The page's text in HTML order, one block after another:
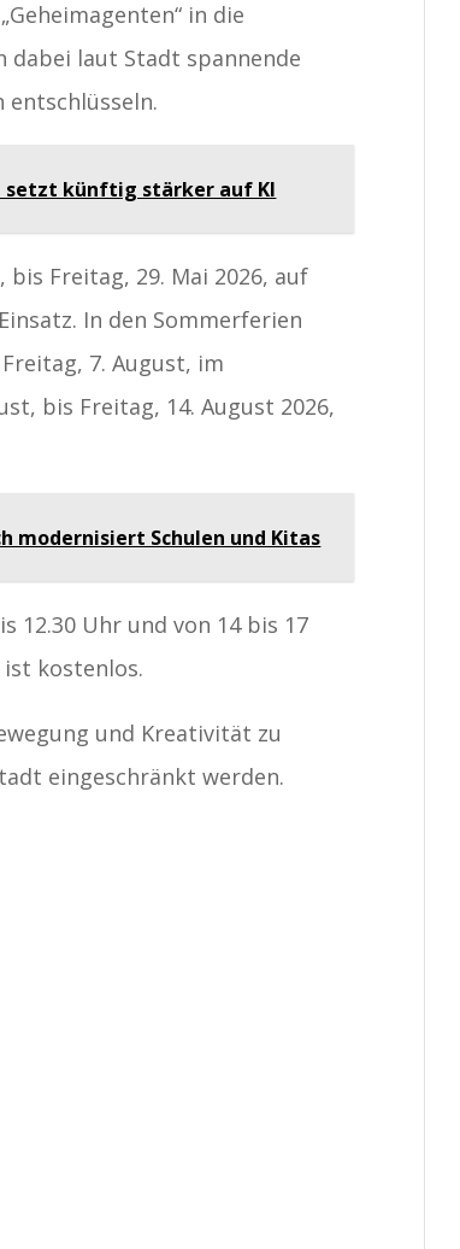
in die
dabei laut Stadt spannende
entschlüsseln.
setzt künftig stärker auf KI
Freitag, 29. Mai 2026, auf
In den Sommerferien
7. August, im
bis Freitag, 14. August 2026,
modernisiert Schulen und Kitas
12.30 Uhr und von 14 bis 17
kostenlos.
und Kreativität zu
eingeschränkt werden.